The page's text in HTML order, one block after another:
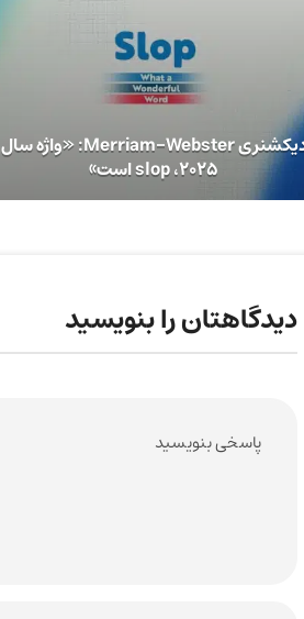
دیکشنری Merriam-Webster: «واژه سال
2025، slop است»
دیدگاهتان را بنویسید